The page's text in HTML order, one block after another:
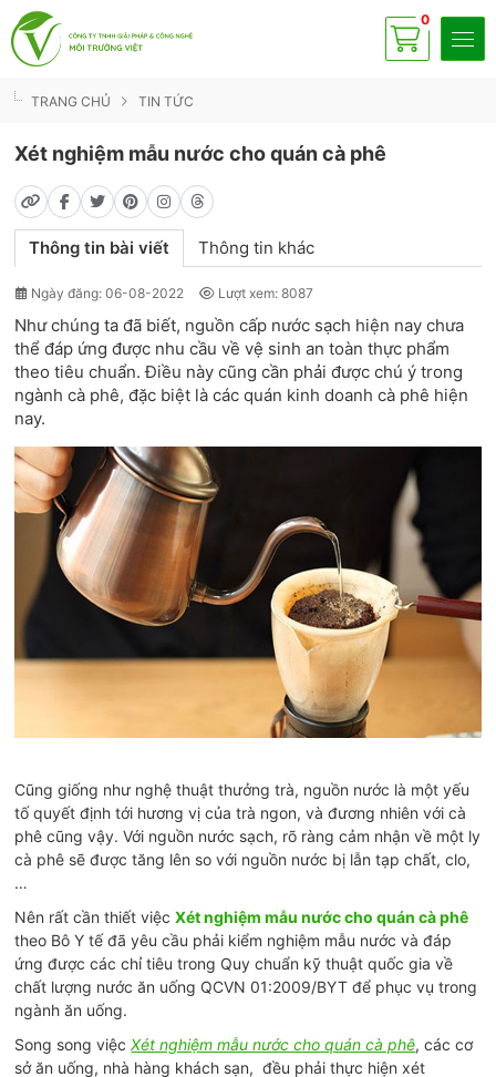
Có 0
sp
TRANG CHỦ TIN TỨC
Xét nghiệm mẫu nước cho quán cà phê
Thông tin bài viết Thông tin khác
Ngày đăng: 06-08-2022 Lượt xem: 8087
Như chúng ta đã biết, nguồn cấp nước sạch hiện nay chưa
thể đáp ứng được nhu cầu về vệ sinh an toàn thực phẩm
theo tiêu chuẩn. Điều này cũng cần phải được chú ý trong
ngành cà phê, đặc biệt là các quán kinh doanh cà phê hiện
nay.
Cũng giống như nghệ thuật thưởng trà, nguồn nước là một yếu
tố quyết định tới hương vị của trà ngon, và đương nhiên với cà
phê cũng vậy. Với nguồn nước sạch, rõ ràng cảm nhận về một ly
cà phê sẽ được tăng lên so với nguồn nước bị lẫn tạp chất, clo,
…
Nên rất cần thiết việcXét nghiệm mẫu nước cho quán cà phê
theo Bô Y tế đã yêu cầu phải kiểm nghiệm mẫu nước và đáp
ứng được các chỉ tiêu trong Quy chuẩn kỹ thuật quốc gia về
chất lượng nước ăn uống QCVN 01:2009/BYT để phục vụ trong
ngành ăn uống.
Song song việcXét nghiệm mẫu nước cho quán cà phê, các cơ
sở ăn uống, nhà hàng khách sạn, đều phải thực hiện xét